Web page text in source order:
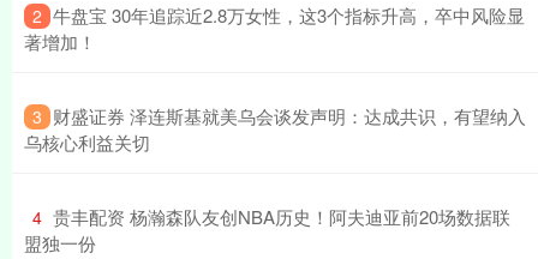
2 ​牛盘宝 30年追踪近2.8万女性，这3个指标升高，卒中风险显
著增加！
3 ​财盛证券 泽连斯基就美乌会谈发声明：达成共识，有望纳入
乌核心利益关切
4 ​贵丰配资 杨瀚森队友创NBA历史！阿夫迪亚前20场数据联
盟独一份